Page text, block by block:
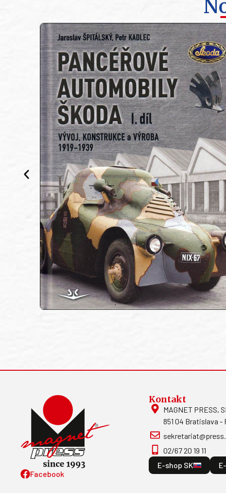
Facebook
Kontakt
MAGNET PRESS,
851 04 Bratislava -
02/67 20 19 11
E-shop SK